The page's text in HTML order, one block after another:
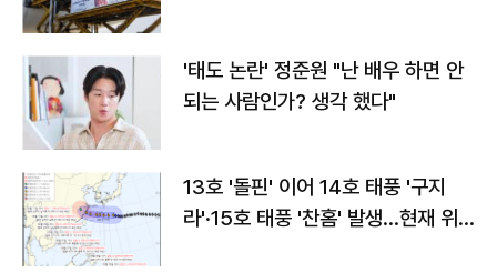
'태도 논란' 정준원 "난 배우 하면 안
되는 사람인가? 생각 했다"
13호 '돌핀' 이어 14호 태풍 '구지
라'·15호 태풍 '찬홈' 발생…현재 위